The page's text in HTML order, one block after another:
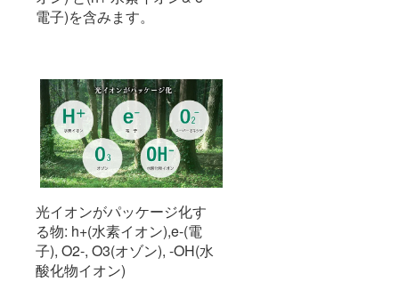
電子)を含みます。
光イオンがパッケージ化す
る物: h+(水素イオン),e-(電
子), O2-, O3(オゾン), -OH(水
酸化物イオン)